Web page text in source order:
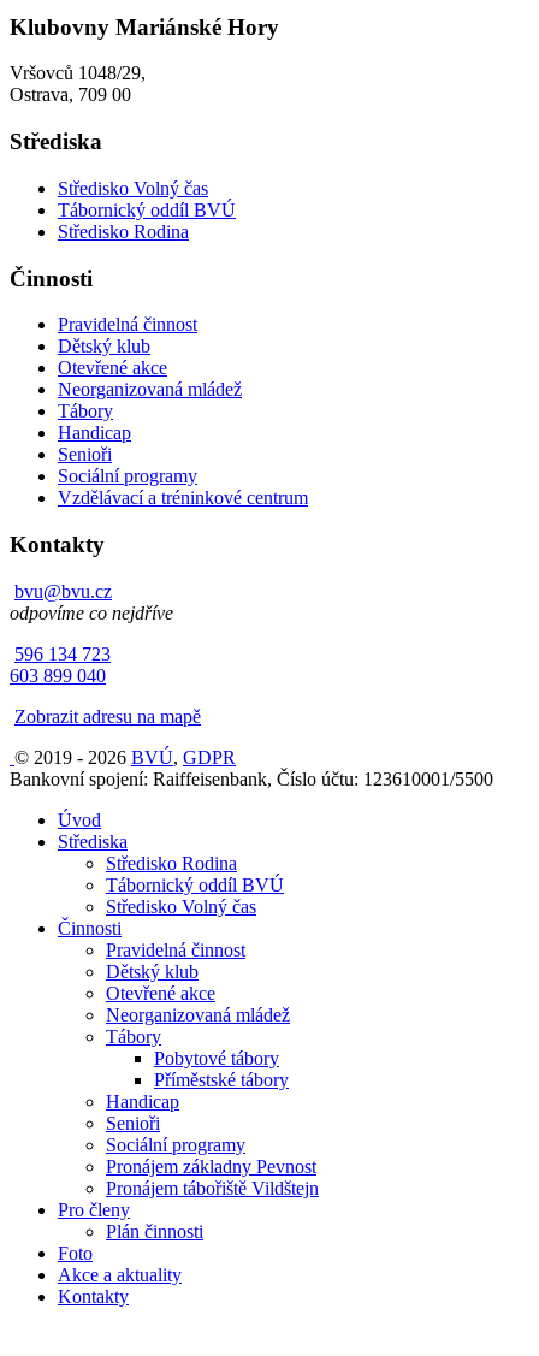
Klubovny Mariánské Hory
Vršovců 1048/29,
Ostrava, 709 00
Střediska
Středisko Volný čas
Tábornický oddíl BVÚ
Středisko Rodina
Činnosti
Pravidelná činnost
Dětský klub
Otevřené akce
Neorganizovaná mládež
Tábory
Handicap
Senioři
Sociální programy
Vzdělávací a tréninkové centrum
Kontakty
bvu@bvu.cz
odpovíme co nejdříve
596 134 723
603 899 040
Zobrazit adresu na mapě
© 2019 - 2026 BVÚ, GDPR
Bankovní spojení: Raiffeisenbank, Číslo účtu: 123610001/5500
Úvod
Střediska
Středisko Rodina
Tábornický oddíl BVÚ
Středisko Volný čas
Činnosti
Pravidelná činnost
Dětský klub
Otevřené akce
Neorganizovaná mládež
Tábory
Pobytové tábory
Příměstské tábory
Handicap
Senioři
Sociální programy
Pronájem základny Pevnost
Pronájem tábořiště Vildštejn
Pro členy
Plán činnosti
Foto
Akce a aktuality
Kontakty